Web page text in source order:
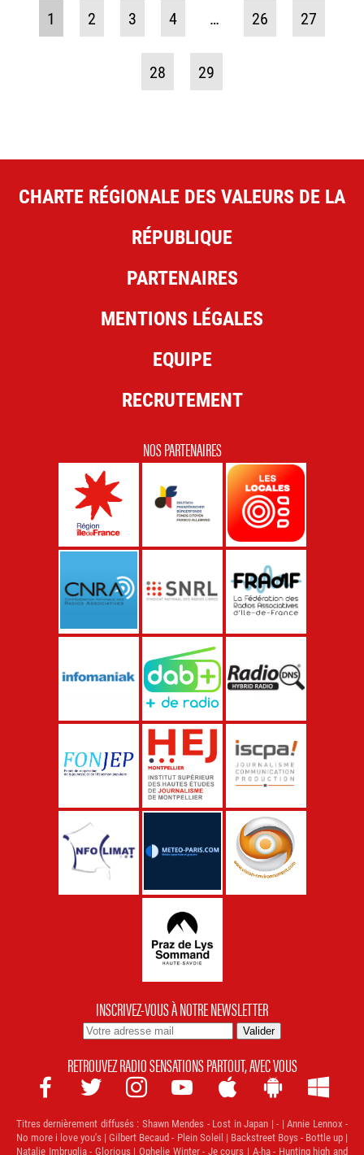
1 2 3 4 … 26 27
28 29
CHARTE RÉGIONALE DES VALEURS DE LA
RÉPUBLIQUE
PARTENAIRES
MENTIONS LÉGALES
EQUIPE
RECRUTEMENT
NOS PARTENAIRES
INSCRIVEZ-VOUS À NOTRE NEWSLETTER
RETROUVEZ RADIO SENSATIONS PARTOUT, AVEC VOUS
      
Titres dernièrement diffusés : Shawn Mendes - Lost in Japan | - | Annie Lennox -
No more i love you's | Gilbert Becaud - Plein Soleil | Backstreet Boys - Bottle up |
Natalie Imbruglia - Glorious | Ophelie Winter - Je cours | A-ha - Hunting high and